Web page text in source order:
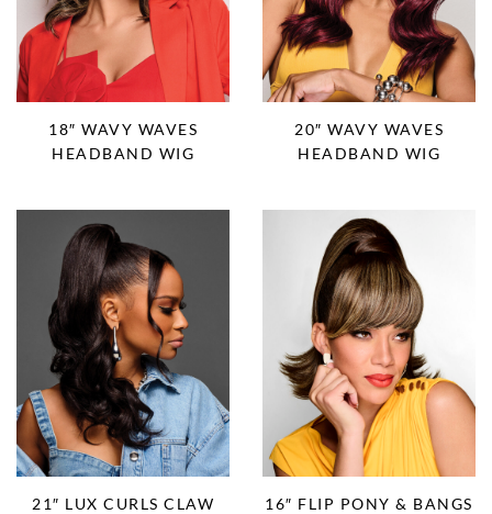
18″ WAVY WAVES
HEADBAND WIG
20″ WAVY WAVES
HEADBAND WIG
21″ LUX CURLS CLAW
16″ FLIP PONY & BANGS